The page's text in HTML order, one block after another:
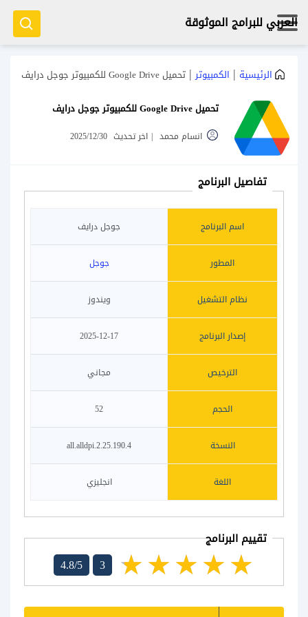
العربي للبرامج الموثوقة
الرئيسية | الكمبيوتر | تحميل Google Drive للكمبيوتر جوجل درايف
تحميل Google Drive للكمبيوتر جوجل درايف
انسام محمد | اخر تحديث 2025/12/30
تفاصيل البرنامج
اسم البرنامج جوجل درايف
المطور جوجل
نظام التشغيل ويندوز
إصدار البرنامج 2025-12-17
الترخيص مجاني
الحجم 52
النسخة 2.25.190.4.all.alldpi
اللغة انجليزي
تقييم البرنامج
4.8/5 3